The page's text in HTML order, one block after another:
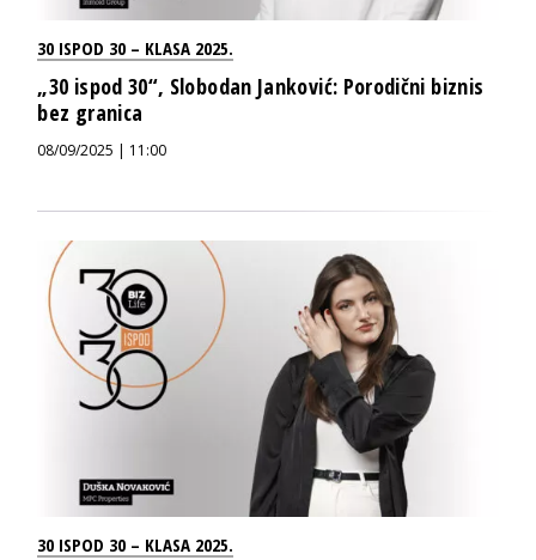
30 ISPOD 30 – KLASA 2025.
„30 ispod 30“, Slobodan Janković: Porodični biznis
bez granica
08/09/2025 | 11:00
30 ISPOD 30 – KLASA 2025.